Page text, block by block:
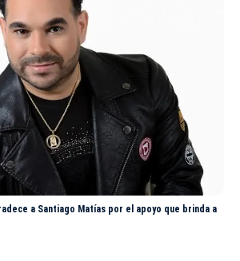
a Santiago Matías por el apoyo que brinda a